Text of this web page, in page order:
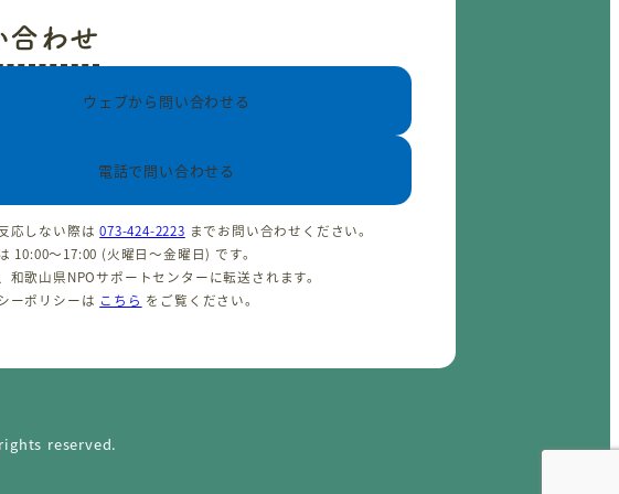
合わせ
ウェブから問い合わせる
電話で問い合わせる
応しない際は073-424-2223 までお問い合わせください。
10:00〜17:00 (火曜日〜金曜日) です。
歌山県NPOサポートセンターに転送されます。
ーポリシーは こちら をご覧ください。
reserved.